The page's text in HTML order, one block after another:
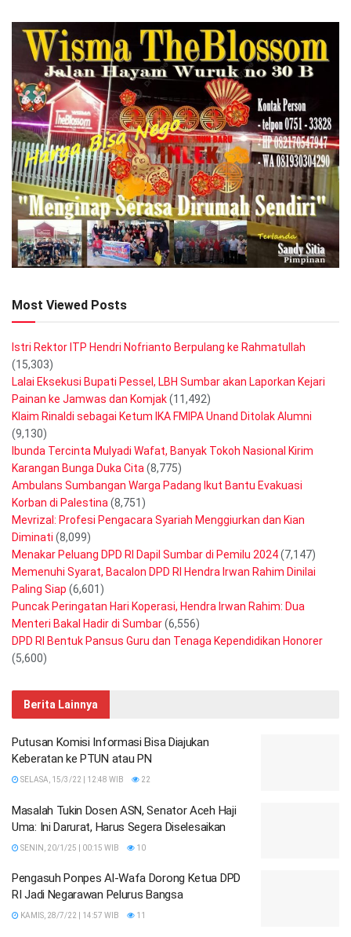
Most Viewed Posts
Istri Rektor ITP Hendri Nofrianto Berpulang ke Rahmatullah
(15,303)
Lalai Eksekusi Bupati Pessel, LBH Sumbar akan Laporkan Kejari
Painan ke Jamwas dan Komjak(11,492)
Klaim Rinaldi sebagai Ketum IKA FMIPA Unand Ditolak Alumni
(9,130)
Ibunda Tercinta Mulyadi Wafat, Banyak Tokoh Nasional Kirim
Karangan Bunga Duka Cita(8,775)
Ambulans Sumbangan Warga Padang Ikut Bantu Evakuasi
Korban di Palestina(8,751)
Mevrizal: Profesi Pengacara Syariah Menggiurkan dan Kian
Diminati (8,099)
Menakar Peluang DPD RI Dapil Sumbar di Pemilu 2024(7,147)
Memenuhi Syarat, Bacalon DPD RI Hendra Irwan Rahim Dinilai
Paling Siap (6,601)
Puncak Peringatan Hari Koperasi, Hendra Irwan Rahim: Dua
Menteri Bakal Hadir di Sumbar(6,556)
DPD RI Bentuk Pansus Guru dan Tenaga Kependidikan Honorer
(5,600)
Berita Lainnya
Putusan Komisi Informasi Bisa Diajukan
Keberatan ke PTUN atau PN
SELASA, 15/3/22 | 12:48 WIB 22
Masalah Tukin Dosen ASN, Senator Aceh Haji
Uma: Ini Darurat, Harus Segera Diselesaikan
SENIN, 20/1/25 | 00:15 WIB 10
Pengasuh Ponpes Al-Wafa Dorong Ketua DPD
RI Jadi Negarawan Pelurus Bangsa
KAMIS, 28/7/22 | 14:57 WIB 11